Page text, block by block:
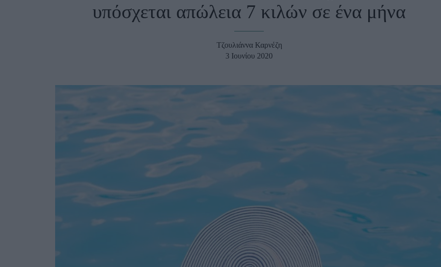
Συνεντεύξεις
True Stories
Αφιερώματα
Hautes Grecians Γάμος
υπόσχεται απώλεια 7 κιλών σε ένα μήνα
Τζουλιάννα Καρνέζη
3 Ιουνίου 2020